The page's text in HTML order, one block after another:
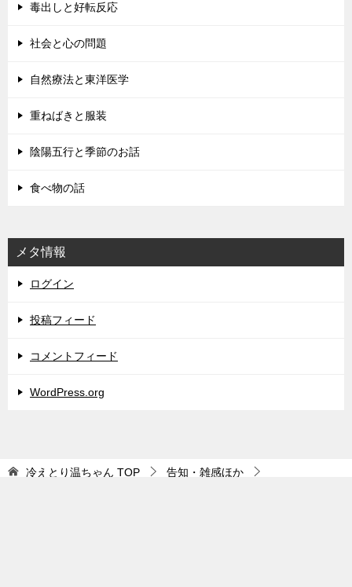
毒出しと好転反応
社会と心の問題
自然療法と東洋医学
重ねばきと服装
陰陽五行と季節のお話
食べ物の話
メタ情報
ログイン
投稿フィード
コメントフィード
WordPress.org
冷えとり温ちゃん TOP
告知・雑感ほか